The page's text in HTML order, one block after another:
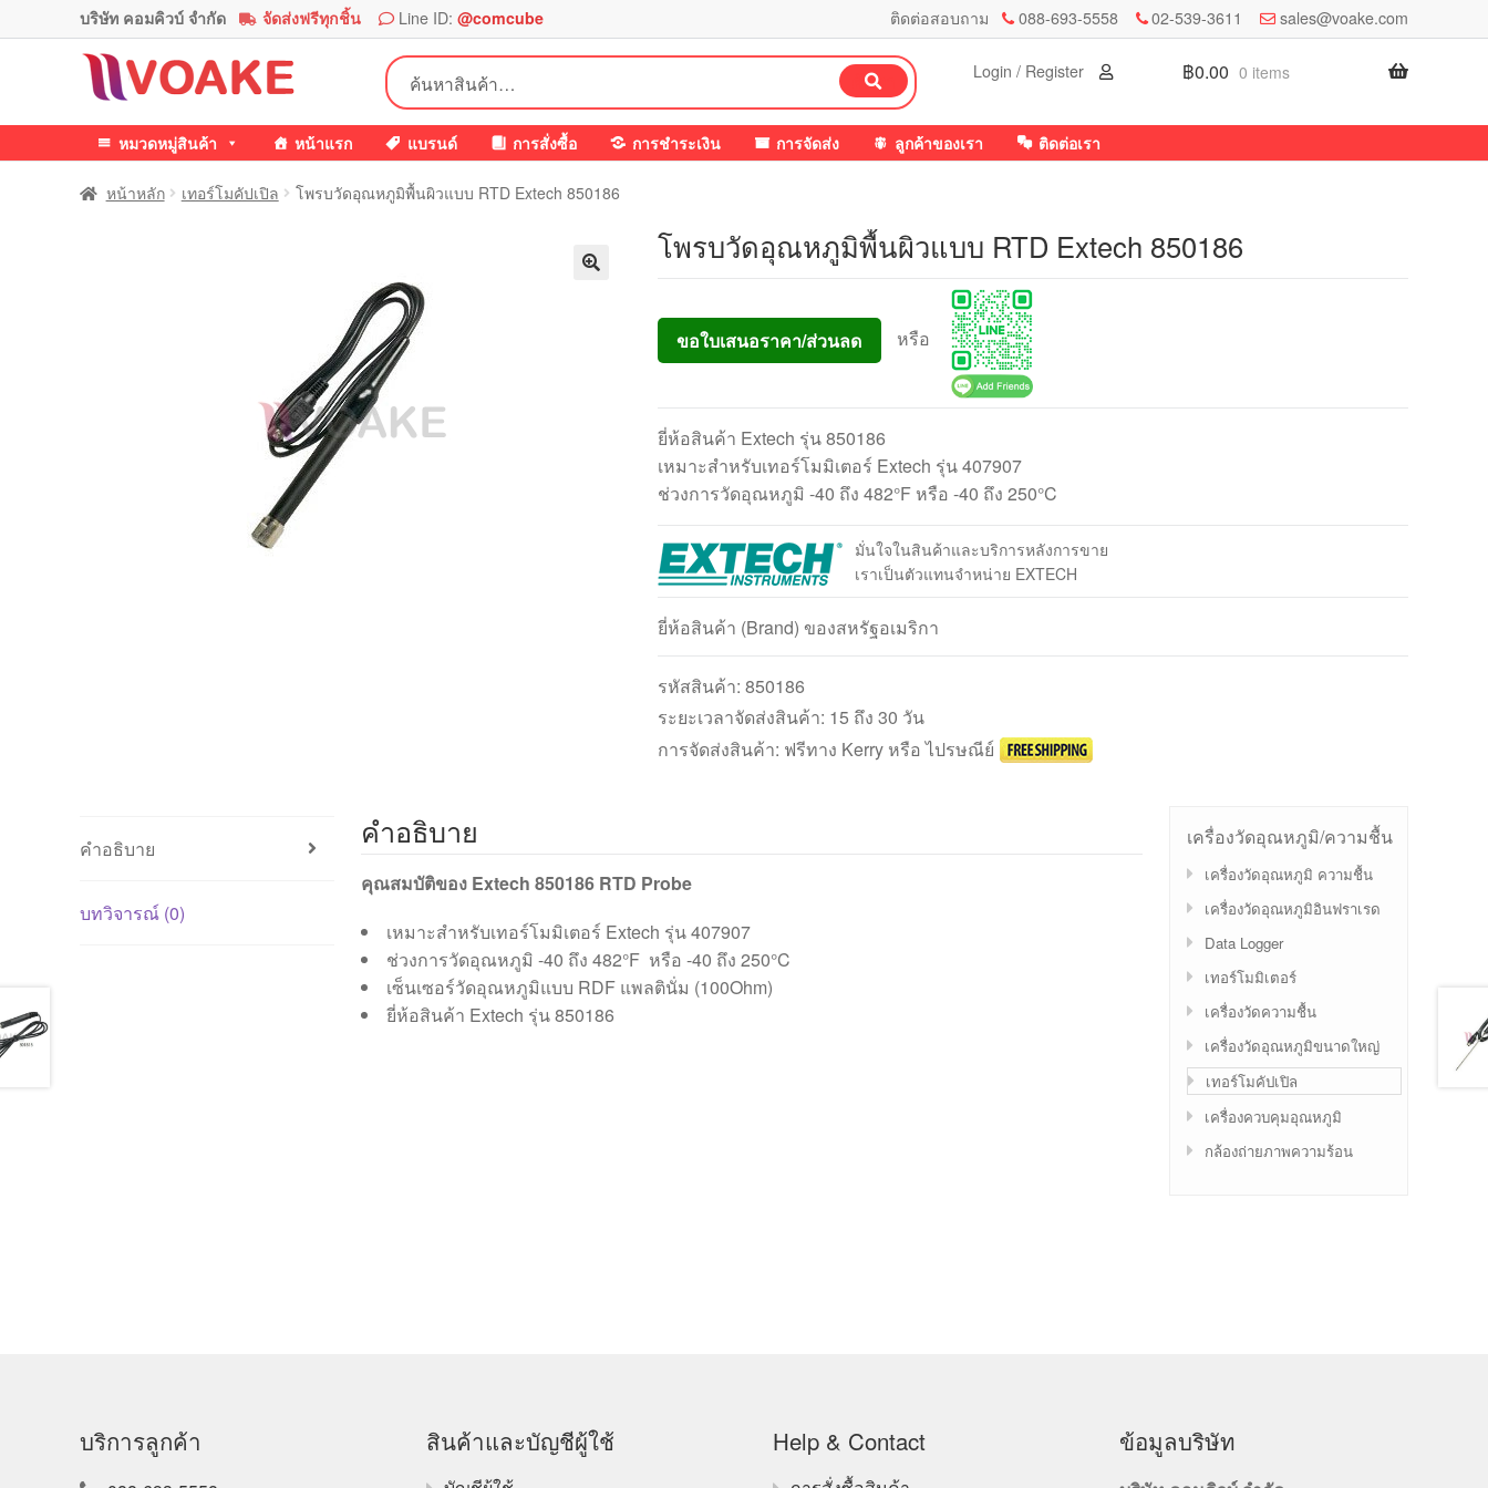
บริษัท คอมคิวบ์ จำกัด จัดส่งฟรีทุกชิ้น Line ID: @comcube ติดต่อสอบถาม 088-693-5558 02-539-3611 sales@voake.com
Skip
to
Skip
to
ค้นหา:
ค้นหา ฿0.00 0 items
Login / Register
หมวดหมู่สินค้า หน้าแรก แบรนด์ การสั่งซื้อ การชำระเงิน การจัดส่ง ลูกค้าของเรา ติดต่อเรา
หน้าหลัก เทอร์โมคัปเปิล โพรบวัดอุณหภูมิพื้นผิวแบบ RTD Extech 850186
โพรบวัดอุณหภูมิพื้นผิวแบบ RTD Extech 850186
ขอใบเสนอราคา/ส่วนลด หรือ
ยี่ห้อสินค้า Extech รุ่น 850186
เหมาะสำหรับเทอร์โมมิเตอร์ Extech รุ่น 407907
ช่วงการวัดอุณหภูมิ -40 ถึง 482°F หรือ -40 ถึง 250°C
มั่นใจในสินค้าและบริการหลังการขาย
เราเป็นตัวแทนจำหน่าย EXTECH
ยี่ห้อสินค้า (Brand) ของสหรัฐอเมริกา
รหัสสินค้า: 850186
ระยะเวลาจัดส่งสินค้า: 15 ถึง 30 วัน
การจัดส่งสินค้า: ฟรีทาง Kerry หรือ ไปรษณีย์
คำอธิบาย
บทวิจารณ์ (0)
คำอธิบาย
คุณสมบัติของ Extech 850186 RTD Probe
เหมาะสำหรับเทอร์โมมิเตอร์ Extech รุ่น 407907
ช่วงการวัดอุณหภูมิ -40 ถึง 482°F หรือ -40 ถึง 250°C
เซ็นเซอร์วัดอุณหภูมิแบบ RDF แพลตินั่ม (100Ohm)
ยี่ห้อสินค้า Extech รุ่น 850186
เครื่องวัดอุณหภูมิ/ความชื้น
เครื่องวัดอุณหภูมิ ความชื้น
เครื่องวัดอุณหภูมิอินฟราเรด
Data Logger
เทอร์โมมิเตอร์
เครื่องวัดความชื้น
เครื่องวัดอุณหภูมิขนาดใหญ่
เทอร์โมคัปเปิล
เครื่องควบคุมอุณหภูมิ
กล้องถ่ายภาพความร้อน
บริการลูกค้า สินค้าและบัญชีผู้ใช้ Help & Contact ข้อมูลบริษัท